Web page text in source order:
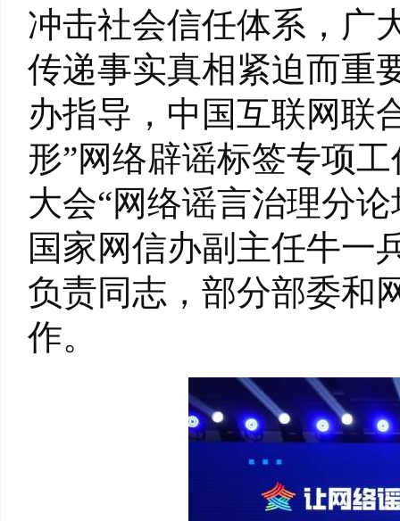
冲击社会信任体系，广
传递事实真相紧迫而重
办指导，中国互联网联
形”网络辟谣标签专项
大会“网络谣言治理分
国家网信办副主任牛一
负责同志，部分部委和
作。